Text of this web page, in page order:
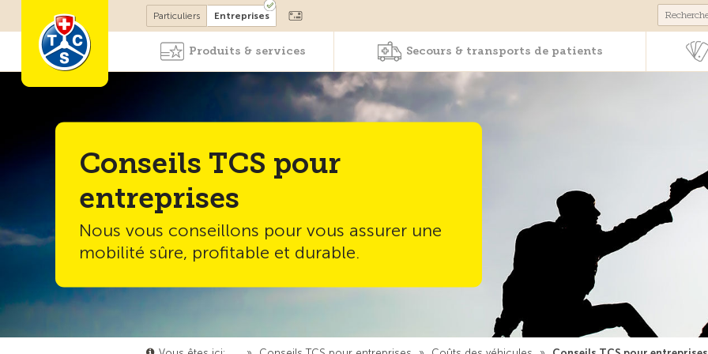
Devenir membre Secours & transports de
Particuliers Entreprises
Produits & services Secours & transports de patients
Conseils TCS pour
entreprises
Nous vous conseillons pour vous assurer une
mobilité sûre, profitable et durable.